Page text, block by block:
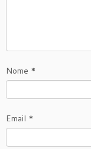
Nome *
Email *